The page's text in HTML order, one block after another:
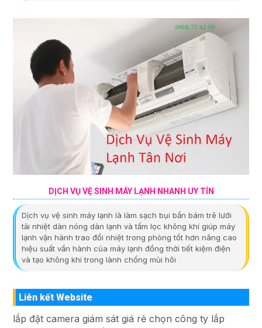
DỊCH VỤ VỆ SINH MÁY LẠNH NHANH UY TÍN
Dịch vụ vệ sinh máy lạnh là làm sạch bụi bẩn bám trê lưới
tải nhiệt dàn nóng dàn lạnh và tấm lọc không khí giúp máy
lạnh vận hành trao đổi nhiệt trong phòng tốt hơn nâng cao
hiệu suất vần hành của máy lạnh đồng thời tiết kiệm điện
và tạo không khí trong lành chống mùi hôi
Liên kết Website
lắp đặt camera giám sát giá rẻ chọn công ty lắp